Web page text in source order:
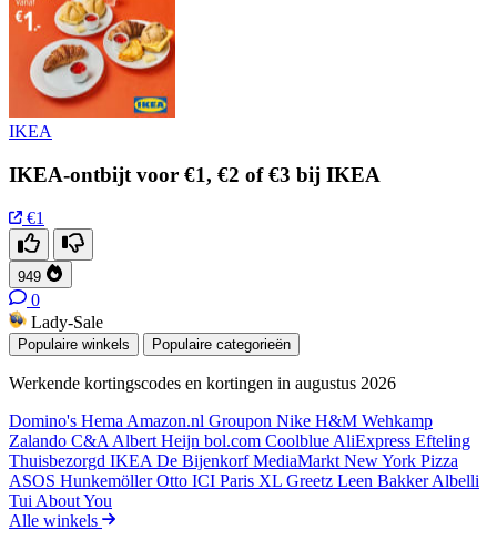
IKEA
IKEA-ontbijt voor €1, €2 of €3 bij IKEA
€1
949
0
Lady-Sale
Populaire winkels Populaire categorieën
Werkende kortingscodes en kortingen in augustus 2026
Domino's Hema Amazon.nl Groupon Nike H&M Wehkamp
Zalando C&A Albert Heijn bol.com Coolblue AliExpress Efteling
Thuisbezorgd IKEA De BijenkorfMediaMarkt New York Pizza
ASOS HunkemöllerOtto ICI Paris XL Greetz Leen BakkerAlbelli
Tui About You
Alle winkels